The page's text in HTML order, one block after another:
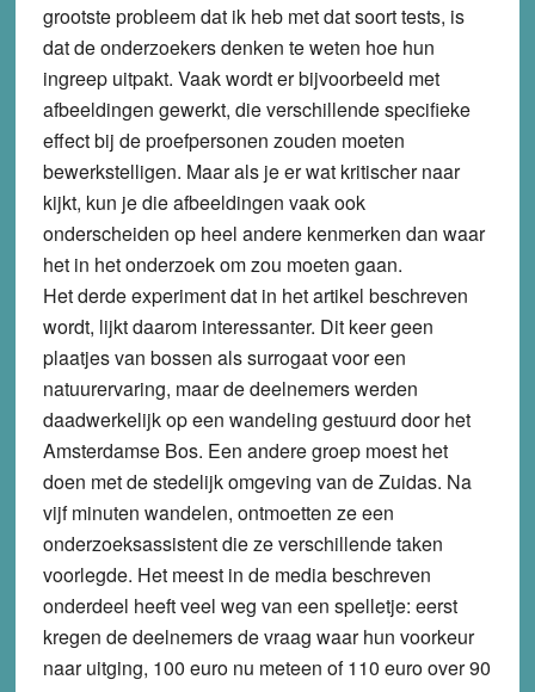
grootste probleem dat ik heb met dat soort tests, is
dat de onderzoekers denken te weten hoe hun
ingreep uitpakt. Vaak wordt er bijvoorbeeld met
afbeeldingen gewerkt, die verschillende specifieke
effect bij de proefpersonen zouden moeten
bewerkstelligen. Maar als je er wat kritischer naar
kijkt, kun je die afbeeldingen vaak ook
onderscheiden op heel andere kenmerken dan waar
het in het onderzoek om zou moeten gaan.
Het derde experiment dat in het artikel beschreven
wordt, lijkt daarom interessanter. Dit keer geen
plaatjes van bossen als surrogaat voor een
natuurervaring, maar de deelnemers werden
daadwerkelijk op een wandeling gestuurd door het
Amsterdamse Bos. Een andere groep moest het
doen met de stedelijk omgeving van de Zuidas. Na
vijf minuten wandelen, ontmoetten ze een
onderzoeksassistent die ze verschillende taken
voorlegde. Het meest in de media beschreven
onderdeel heeft veel weg van een spelletje: eerst
kregen de deelnemers de vraag waar hun voorkeur
naar uitging, 100 euro nu meteen of 110 euro over 90